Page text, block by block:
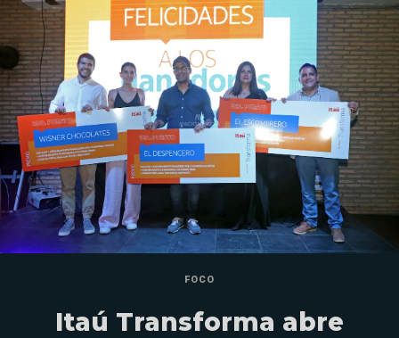
FOCO
Itaú Transforma abre